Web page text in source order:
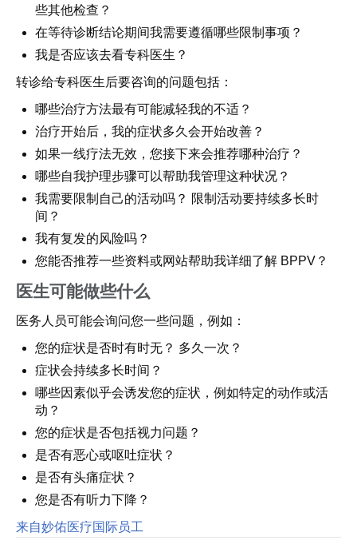
些其他检查？
在等待诊断结论期间我需要遵循哪些限制事项？
我是否应该去看专科医生？
转诊给专科医生后要咨询的问题包括：
哪些治疗方法最有可能减轻我的不适？
治疗开始后，我的症状多久会开始改善？
如果一线疗法无效，您接下来会推荐哪种治疗？
哪些自我护理步骤可以帮助我管理这种状况？
我需要限制自己的活动吗？ 限制活动要持续多长时
间？
我有复发的风险吗？
您能否推荐一些资料或网站帮助我详细了解 BPPV？
医生可能做些什么
医务人员可能会询问您一些问题，例如：
您的症状是否时有时无？ 多久一次？
症状会持续多长时间？
哪些因素似乎会诱发您的症状，例如特定的动作或活
动？
您的症状是否包括视力问题？
是否有恶心或呕吐症状？
是否有头痛症状？
您是否有听力下降？
来自妙佑医疗国际员工